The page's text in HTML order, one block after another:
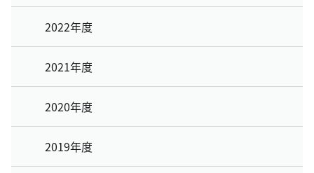
2022年度
2021年度
2020年度
2019年度